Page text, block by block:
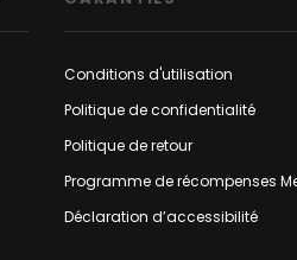
Conditions d'utilisation
Politique de confidentialité
Politique de retour
Programme de récompenses
Déclaration d’accessibilité